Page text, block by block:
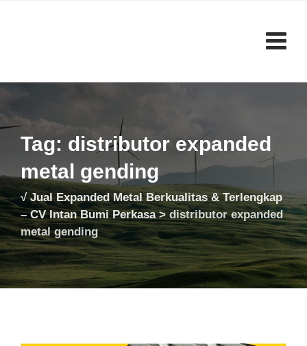
Tag: distributor expanded
metal gending
√ Jual Expanded Metal Berkualitas & Terlengkap
– CV Intan Bumi Perkasa>distributor expanded
metal gending